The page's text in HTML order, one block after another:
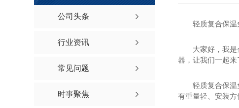
公司头条
行业资讯
常见问题
时事聚焦
轻质复合保
大家好，我
器，让我们一起来
轻质复合保
有重量轻、安装